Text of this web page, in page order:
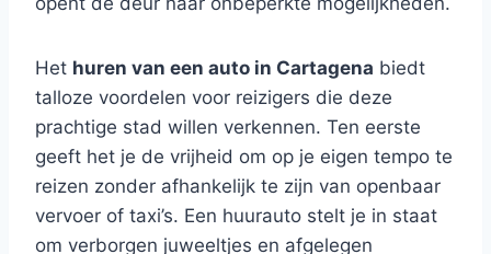
Het huren van een auto in Cartagena biedt
talloze voordelen voor reizigers die deze
prachtige stad willen verkennen. Ten eerste
geeft het je de vrijheid om op je eigen tempo te
reizen zonder afhankelijk te zijn van openbaar
vervoer of taxi’s. Een huurauto stelt je in staat
om verborgen juweeltjes en afgelegen